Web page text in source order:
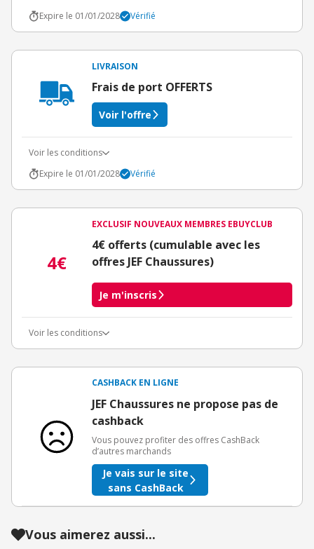
Expire le 01/01/2028
Vérifié
LIVRAISON
Frais de port OFFERTS
Voir l'offre
Voir les conditions
Expire le 01/01/2028
Vérifié
4€
EXCLUSIF NOUVEAUX MEMBRES EBUYCLUB
4€ offerts (cumulable avec les
offres JEF Chaussures)
Je m'inscris
Voir les conditions
3€ de bienvenue crédités immédiatement + 1€ supplémentaire
Offre réservée à une toute première inscription chez eBuyClub.
CASHBACK EN LIGNE
JEF Chaussures ne propose pas de
cashback
Vous pouvez profiter des offres CashBack
d’autres marchands
Je vais sur le site
sans CashBack
Vous aimerez aussi...